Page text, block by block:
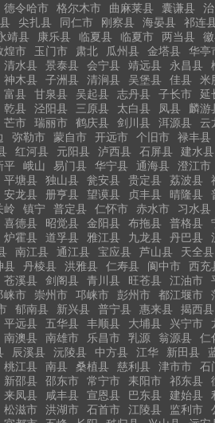
德令哈市 格尔木市 曲麻莱县 囊谦县
尖扎县 同仁市 刚察县 海晏县 祁连
靖县 康乐县 临夏县 临夏市 两当县
煌市 玉门市 肃北 瓜州县 金塔县 华亭
清水县 景泰县 会宁县 靖远县 永昌县
神木县 子洲县 清涧县 吴堡县 佳县 米
富县 甘泉县 吴起县 志丹县 子长市 延
乾县 泾阳县 三原县 太白县 凤县 麟游
芒市 瑞丽市 鹤庆县 剑川县 洱源县 云
弥勒市 蒙自市 开远市 个旧市 禄丰县
红河县 元阳县 泸西县 石屏县 建水县
平 峨山 易门县 华宁县 通海县 澄江市
平塘县 独山县 瓮安县 贵定县 荔波县
安龙县 册亨县 望谟县 贞丰县 晴隆县
岭 镇宁 普定县 仁怀市 赤水市 习水县
喜德县 昭觉县 金阳县 布拖县 普格县
炉霍县 道孚县 雅江县 九龙县 丹巴县
南江县 通江县 宝应县 芦山县 天全县
县 丹棱县 洪雅县 仁寿县 阆中市 西充
苍溪县 剑阁县 青川县 旺苍县 江油市
崃市 崇州市 邛崃市 彭州市 都江堰市
郁南县 新兴县 普宁县 惠来县 揭西县
平远县 五华县 丰顺县 大埔县 兴宁市
南澳县 南雄市 乐昌市 乳源 翁源县 仁
辰溪县 沅陵县 中方县 江华 新田县
桃江县 南县 桑植县 慈利县 津市市 石
新邵县 邵东市 常宁市 耒阳市 祁东县
来凤县 咸丰县 宣恩县 巴东县 建始县
松滋市 洪湖市 石首市 江陵县 监利市